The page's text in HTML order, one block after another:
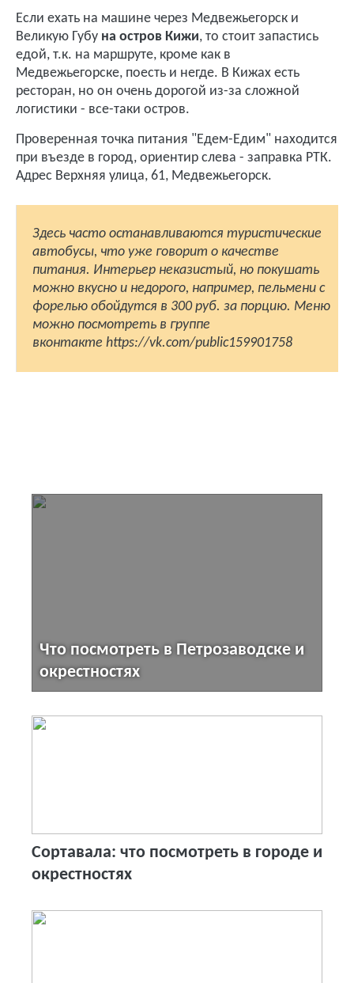
Если ехать на машине через Медвежьегорск и
Великую Губу на остров Кижи, то стоит запастись
едой, т.к. на маршруте, кроме как в
Медвежьегорске, поесть и негде. В Кижах есть
ресторан, но он очень дорогой из-за сложной
логистики - все-таки остров.
Проверенная точка питания "Едем-Едим" находится
при въезде в город, ориентир слева - заправка РТК.
Адрес Верхняя улица, 61, Медвежьегорск.
Здесь часто останавливаются туристические
автобусы, что уже говорит о качестве
питания. Интерьер неказистый, но покушать
можно вкусно и недорого, например, пельмени с
форелью обойдутся в 300 руб. за порцию. Меню
можно посмотреть в группе
вконтакте https://vk.com/public159901758
Что посмотреть в Петрозаводске и
окрестностях
Сортавала: что посмотреть в городе и
окрестностях